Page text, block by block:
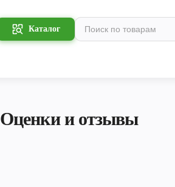
Каталог
Оценки и отзывы